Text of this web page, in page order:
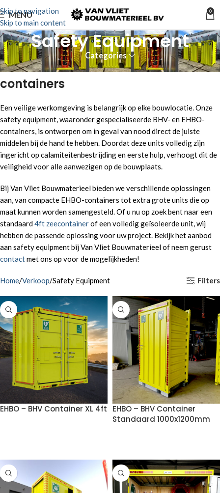
Skip to navigation
Skip to main content
MENU 0
Safety Equipment
Categories
Professionele EHBO- en BHV-
containers
Een veilige werkomgeving is belangrijk op elke bouwlocatie. Onze
safety equipment, waaronder gespecialiseerde BHV- en EHBO-
containers, is ontworpen om in geval van nood direct de juiste
middelen bij de hand te hebben. Doordat deze units volledig zijn
ingericht op calamiteitenbestrijding en eerste hulp, verhoogt dit de
veiligheid voor alle aanwezigen op de bouwplaats.
Bij Van Vliet Bouwmaterieel bieden we verschillende oplossingen
aan, van compacte EHBO-containers tot extra grote units die op
maat kunnen worden samengesteld. Of u nu op zoek bent naar een
standaard4ft zeecontainerof een volledig geïsoleerde unit, wij
hebben de passende oplossing voor uw project. Bekijk het aanbod
aan safety equipment bij Van Vliet Bouwmaterieel of neem gerust
contactmet ons op voor de mogelijkheden!
Home Verkoop Safety Equipment Filters
EHBO – BHV Container XL 4ft
EHBO – BHV Container
Standaard 1000x1200mm